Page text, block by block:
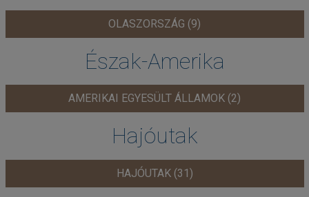
OLASZORSZÁG (9)
Észak-Amerika
AMERIKAI EGYESÜLT ÁLLAMOK (2)
Hajóutak
HAJÓUTAK (31)